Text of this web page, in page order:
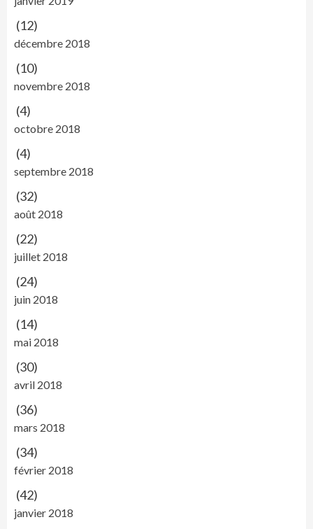
(12)
décembre 2018
(10)
novembre 2018
(4)
octobre 2018
(4)
septembre 2018
(32)
août 2018
(22)
juillet 2018
(24)
juin 2018
(14)
mai 2018
(30)
avril 2018
(36)
mars 2018
(34)
février 2018
(42)
janvier 2018